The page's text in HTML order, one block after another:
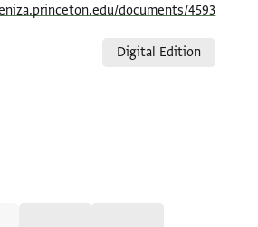
documents/4593/
Digital Edition